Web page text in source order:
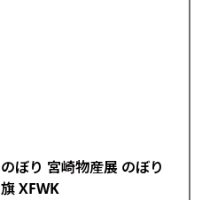
のぼり 宮崎物産展 のぼり
旗 XFWK